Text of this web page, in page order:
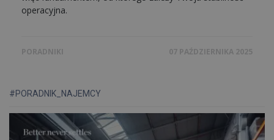
operacyjna.
PORADNIKI 07 PAŹDZIERNIKA 2025
POROZMAWIAJMY
#PORADNIK_NAJEMCY